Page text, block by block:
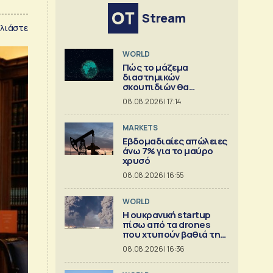
Stream
WORLD
Πώς το μάζεμα
διαστημικών
σκουπιδιών θα
μπορούσε να εξελιχθεί
σε μια μεγάλη
επιχείρηση
08.08.2026 | 17:14
MARKETS
Εβδομαδιαίες απώλειες
άνω 7% για το μαύρο
χρυσό
08.08.2026 | 16:55
WORLD
Η ουκρανική startup
πίσω από τα drones
που χτυπούν βαθιά τη
Ρωσία
08.08.2026 | 16:36